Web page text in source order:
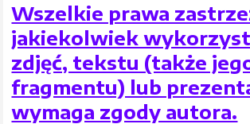
Wszelkie prawa
jakiekolwiek
zdjęć, tekstu (także
fragmentu) lub
wymaga zgody autora.